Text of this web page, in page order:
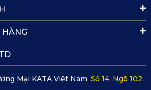
Mại KATA Việt Nam: Số 14, Ngõ 102,